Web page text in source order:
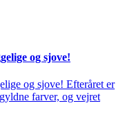
og sjove!
og sjove! Efteråret er
farver, og vejret